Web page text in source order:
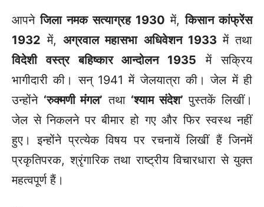
आपनेजिला नमक सत्याग्रह1930 में,किसान कांफ्रेंस
1932 में,अग्रवाल महासभा अधिवेशन 1933में तथा
विदेशी वस्त्र बहिष्कार आन्दोलन1935 में सक्रिय
भागीदारी की। सन् 1941 में जेलयात्रा की। जेल में ही
उन्होंने ‘रुक्मणी मंगल’ तथा ‘श्याम संदेश’ पुस्तकें लिखीं।
जेल से निकलने पर बीमार हो गए और फिर स्वस्थ नहीं
हुए। इन्होंने प्रत्येक विषय पर रचनायें लिखीं हैं जिनमें
प्रकृतिपरक, श्रृंगारिक तथा राष्ट्रीय विचारधारा से युक्त
महत्वपूर्ण हैं।